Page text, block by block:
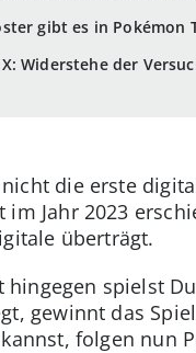
gibt es in Pokémon
Widerstehe der
nicht die erste
Jahr 2023
überträgt.
hingegen spielst
gewinnt das
folgen nun